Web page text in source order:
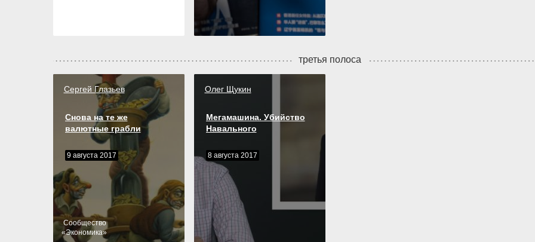
третья полоса
Сергей Глазьев
Снова на те же
валютные грабли
9 августа 2017
Cообщество
«Экономика»
Олег Щукин
Мегамашина. Убийство
Навального
8 августа 2017